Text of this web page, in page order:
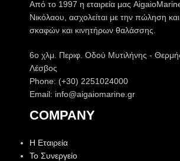
Από το 1997 η εταιρεία μας
Νικόλαου, ασχολείται με την πώληση
σκαφών και κινητήρων θαλάσσης.
6o χλμ. Περιφ. Οδού Μυτιλήνης -
Λέσβος
Phone: (+30) 2251024000
Email: info@aigaiomarine.gr
COMPANY
Η Εταιρεία
Το Συνεργείο